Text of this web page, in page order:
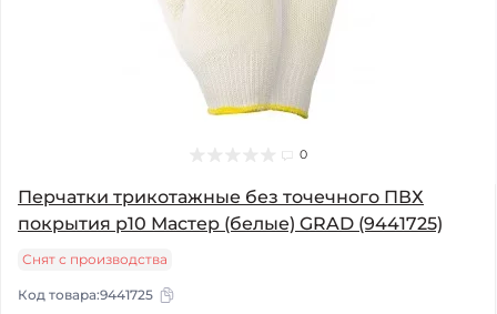
0
Перчатки трикотажные без точечного ПВХ
покрытия р10 Мастер (белые) GRAD (9441725)
Снят с производства
Код товара:9441725